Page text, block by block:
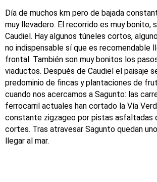
Día de muchos km pero de bajada
muy llevadero. El recorrido es muy bonito,
Caudiel. Hay algunos túneles cortos,
no indispensable sí que es recomendable
frontal. También son muy bonitos los
viaductos. Después de Caudiel el paisaje
predominio de fincas y plantaciones de
cuando nos acercamos a Sagunto: las
ferrocarril actuales han cortado la Vía
constante zigzageo por pistas asfaltadas
cortes. Tras atravesar Sagunto quedan
llegar al mar.